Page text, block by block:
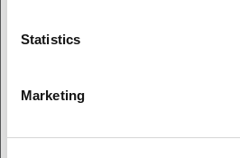
Statistics
Marketing
Produkt